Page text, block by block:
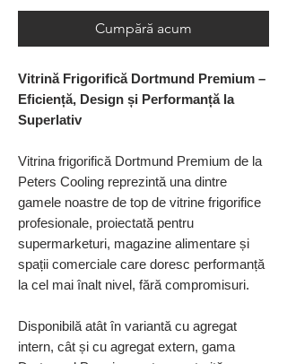
Cumpără acum
Vitrină Frigorifică Dortmund Premium –
Eficiență, Design și Performanță la
Superlativ
Vitrina frigorifică Dortmund Premium de la
Peters Cooling reprezintă una dintre
gamele noastre de top de vitrine frigorifice
profesionale, proiectată pentru
supermarketuri, magazine alimentare și
spații comerciale care doresc performanță
la cel mai înalt nivel, fără compromisuri.
Disponibilă atât în variantă cu agregat
intern, cât și cu agregat extern, gama